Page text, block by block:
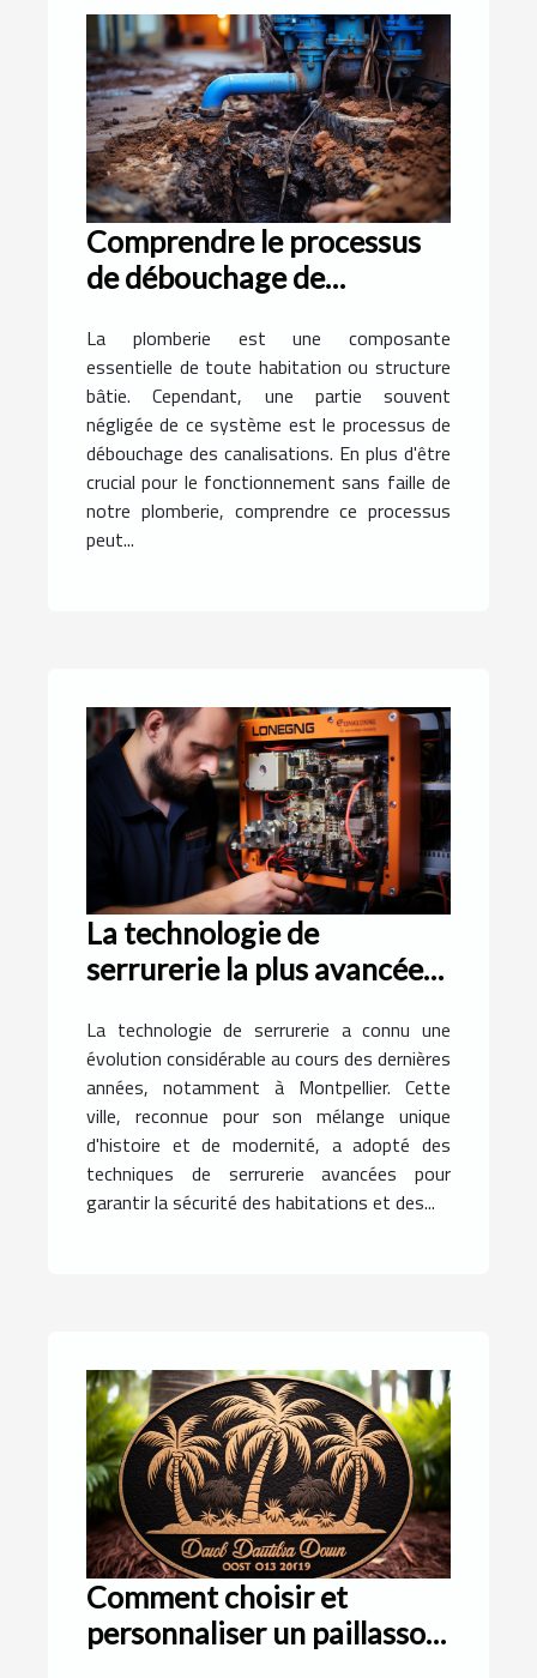
Comprendre le processus
de débouchage de
La plomberie est une composante
essentielle de toute habitation ou structure
bâtie. Cependant, une partie souvent
négligée de ce système est le processus de
débouchage des canalisations. En plus d'être
crucial pour le fonctionnement sans faille de
notre plomberie, comprendre ce processus
peut...
La technologie de
serrurerie la plus avancée
La technologie de serrurerie a connu une
évolution considérable au cours des dernières
années, notamment à Montpellier. Cette
ville, reconnue pour son mélange unique
d'histoire et de modernité, a adopté des
techniques de serrurerie avancées pour
garantir la sécurité des habitations et des...
Comment choisir et
personnaliser un paillasson